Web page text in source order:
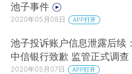
池子事件
2020年05月08日 APP打开
池子投诉账户信息泄露后续：
中信银行致歉 监管正式调查
2020年05月07日 APP打开